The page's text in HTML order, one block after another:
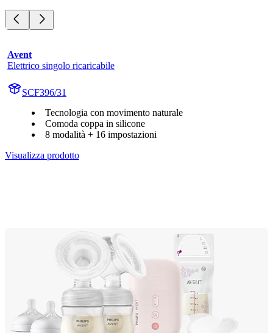
Avent
Elettrico singolo ricaricabile
SCF396/31
Tecnologia con movimento naturale
Comoda coppa in silicone
8 modalità + 16 impostazioni
Visualizza prodotto